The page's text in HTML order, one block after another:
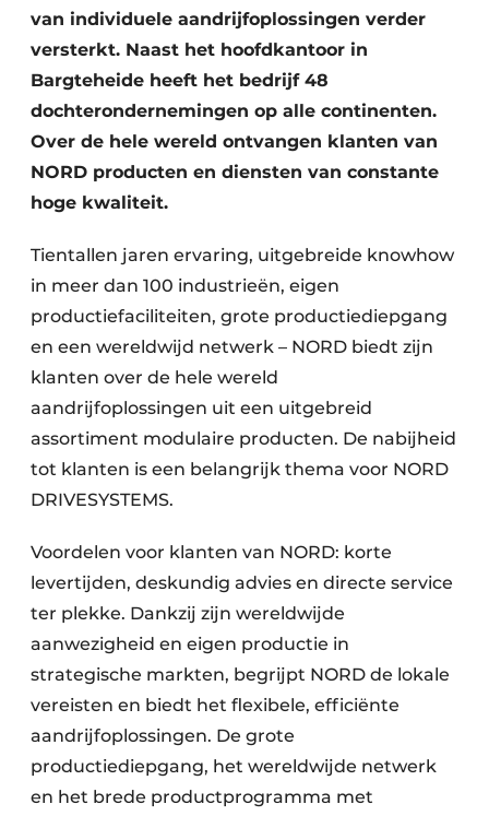
van individuele aandrijfoplossingen verder
versterkt. Naast het hoofdkantoor in
Bargteheide heeft het bedrijf 48
dochterondernemingen op alle continenten.
Over de hele wereld ontvangen klanten van
NORD producten en diensten van constante
hoge kwaliteit.
Tientallen jaren ervaring, uitgebreide knowhow
in meer dan 100 industrieën, eigen
productiefaciliteiten, grote productiediepgang
en een wereldwijd netwerk – NORD biedt zijn
klanten over de hele wereld
aandrijfoplossingen uit een uitgebreid
assortiment modulaire producten. De nabijheid
tot klanten is een belangrijk thema voor NORD
DRIVESYSTEMS.
Voordelen voor klanten van NORD: korte
levertijden, deskundig advies en directe service
ter plekke. Dankzij zijn wereldwijde
aanwezigheid en eigen productie in
strategische markten, begrijpt NORD de lokale
vereisten en biedt het flexibele, efficiënte
aandrijfoplossingen. De grote
productiediepgang, het wereldwijde netwerk
en het brede productprogramma met